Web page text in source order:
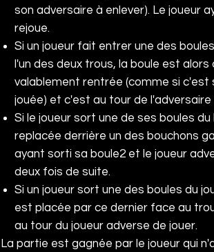
son adversaire à enlever). Le joueur
rejoue.
Si un joueur fait entrer une des
l'un des deux trous, la boule est
valablement rentrée (comme si c'est
jouée) et c'est au tour de l'adversaire
Si le joueur sort une de ses boules
replacée derrière un des bouchons
ayant sorti sa boule2 et le joueur
deux fois de suite.
Si un joueur sort une des boules du
est placée par ce dernier face au
au tour du joueur adverse de jouer.
La partie est gagnée par le joueur qui